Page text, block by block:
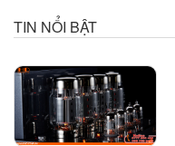
TIN NỔI BẬT